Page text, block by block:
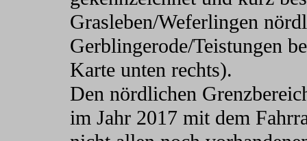
Grasleben/Weferlingen
Gerblingerode/Teistungen
Karte unten rechts).
Den nördlichen
im Jahr 2017 mit dem